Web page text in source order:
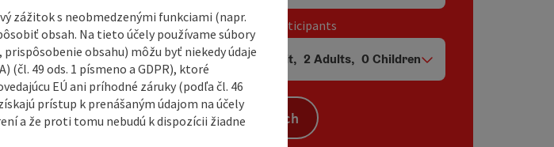
Unit / Tour participants
Number of units and person fields
Unit, 2 Adults, 0 Children
Search
zážitok s neobmedzenými funkciami (napr.
obsah. Na tieto účely používame súbory
obsahu) môžu byť niekedy údaje
(čl. 49 ods. 1 písmeno a GDPR), ktoré
EÚ ani príhodné záruky (podľa čl. 46
prístup k prenášaným údajom na účely
a že proti tomu nebudú k dispozícii žiadne